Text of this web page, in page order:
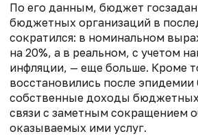
По его данным, бюджет
бюджетных организаций в
сократился: в номинальном
на 20%, а в реальном, с учетом
инфляции, — еще больше. Кроме
восстановились после эпидемии
собственные доходы
связи с заметным сокращением
оказываемых ими услуг.